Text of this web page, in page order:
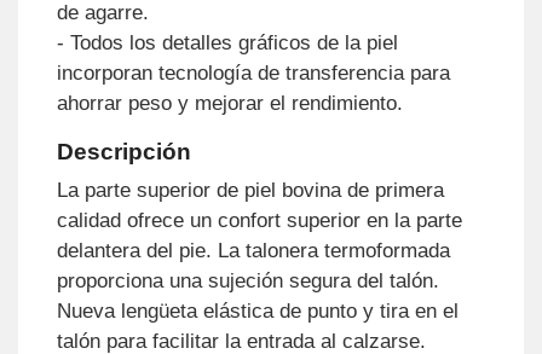
de agarre.
- Todos los detalles gráficos de la piel
incorporan tecnología de transferencia para
ahorrar peso y mejorar el rendimiento.
Descripción
La parte superior de piel bovina de primera
calidad ofrece un confort superior en la parte
delantera del pie. La talonera termoformada
proporciona una sujeción segura del talón.
Nueva lengüeta elástica de punto y tira en el
talón para facilitar la entrada al calzarse.